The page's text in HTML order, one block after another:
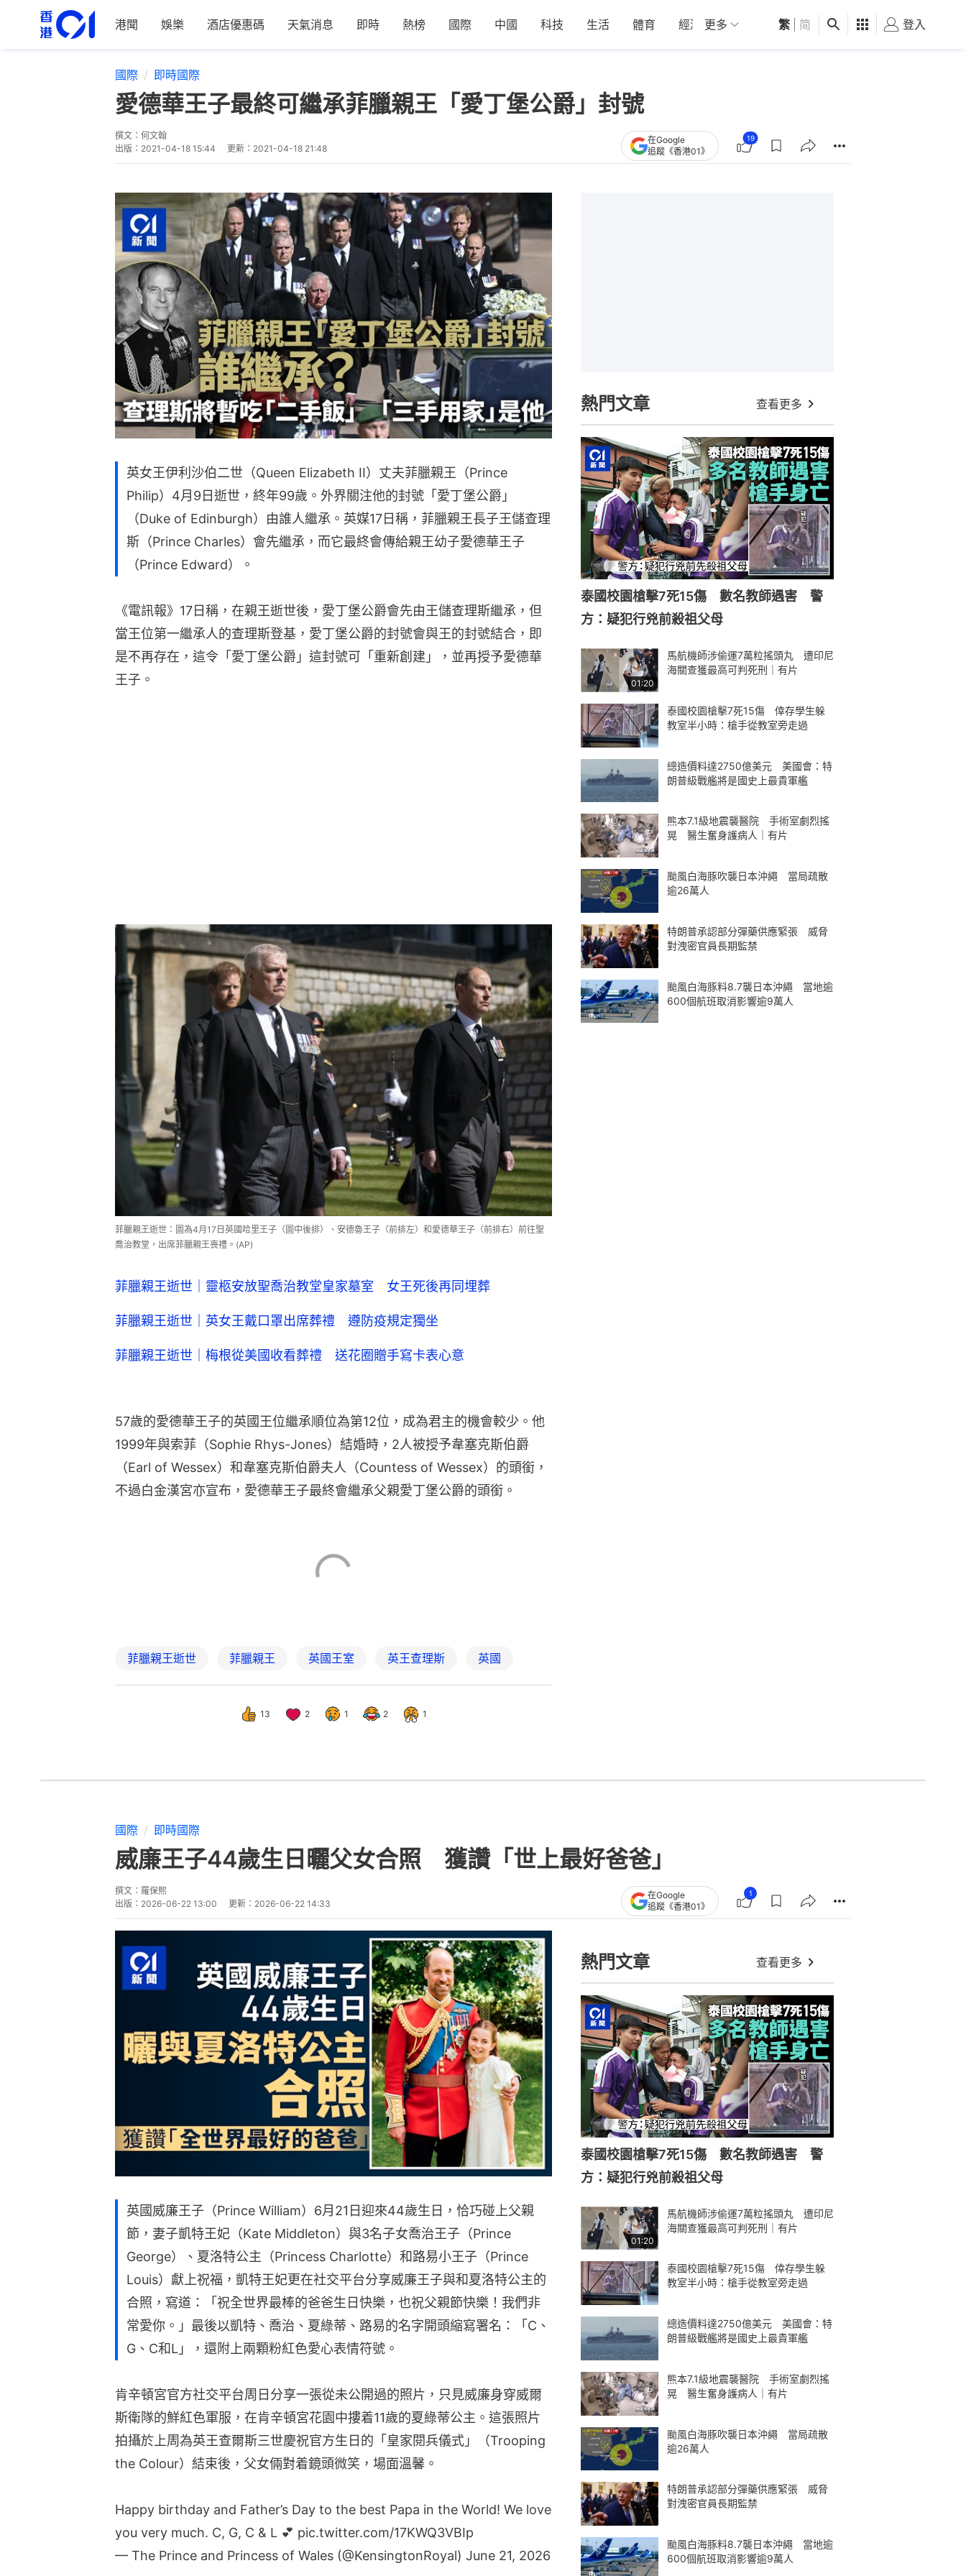
港聞 娛樂 酒店優惠碼 天氣消息 即時 熱榜 國際 中國 科技 生活 體育 經濟 01深圳 觀點 健康 好食玩飛
更多 繁 简 登入
國際 即時國際
愛德華王子最終可繼承菲臘親王「愛丁堡公爵」封號
撰文： 何文翰
出版： 2021-04-18 15:44 更新： 2021-04-18 21:48
在Google
追蹤《香港01》
19
英女王伊利沙伯二世（Queen Elizabeth II）丈夫菲臘親王（Prince
Philip）4月9日逝世，終年99歲。外界關注他的封號「愛丁堡公爵」
（Duke of Edinburgh）由誰人繼承。英媒17日稱，菲臘親王長子王儲查理
斯（Prince Charles）會先繼承，而它最終會傳給親王幼子愛德華王子
（Prince Edward）。
《電訊報》17日稱，在親王逝世後，愛丁堡公爵會先由王儲查理斯繼承，但
當王位第一繼承人的查理斯登基，愛丁堡公爵的封號會與王的封號結合，即
是不再存在，這令「愛丁堡公爵」這封號可「重新創建」，並再授予愛德華
王子。
菲臘親王逝世：圖為4月17日英國哈里王子（圖中後排）、安德魯王子（前排左）和愛德華王子（前排右）前往聖
喬治教堂，出席菲臘親王喪禮。(AP)
菲臘親王逝世｜靈柩安放聖喬治教堂皇家墓室 女王死後再同埋葬
菲臘親王逝世｜英女王戴口罩出席葬禮 遵防疫規定獨坐
菲臘親王逝世｜梅根從美國收看葬禮 送花圈贈手寫卡表心意
57歲的愛德華王子的英國王位繼承順位為第12位，成為君主的機會較少。他
1999年與索菲（Sophie Rhys-Jones）結婚時，2人被授予韋塞克斯伯爵
（Earl of Wessex）和韋塞克斯伯爵夫人（Countess of Wessex）的頭銜，
不過白金漢宮亦宣布，愛德華王子最終會繼承父親愛丁堡公爵的頭銜。
菲臘親王逝世 菲臘親王 英國王室 英王查理斯 英國
13 2 1 2 1
熱門文章 查看更多
泰國校園槍擊7死15傷 數名教師遇害 警
方：疑犯行兇前殺祖父母
01:20
馬航機師涉偷運7萬粒搖頭丸 遭印尼
海關查獲最高可判死刑｜有片
泰國校園槍擊7死15傷 倖存學生躲
教室半小時：槍手從教室旁走過
總造價料達2750億美元 美國會：特
朗普級戰艦將是國史上最貴軍艦
熊本7.1級地震襲醫院 手術室劇烈搖
晃 醫生奮身護病人｜有片
颱風白海豚吹襲日本沖繩 當局疏散
逾26萬人
特朗普承認部分彈藥供應緊張 威脅
對洩密官員長期監禁
颱風白海豚料8.7襲日本沖繩 當地逾
600個航班取消影響逾9萬人
國際 即時國際
威廉王子44歲生日曬父女合照 獲讚「世上最好爸爸」
撰文： 羅保熙
出版： 2026-06-22 13:00 更新： 2026-06-22 14:33
在Google
追蹤《香港01》
1
英國威廉王子（Prince William）6月21日迎來44歲生日，恰巧碰上父親
節，妻子凱特王妃（Kate Middleton）與3名子女喬治王子（Prince
George）、夏洛特公主（Princess Charlotte）和路易小王子（Prince
Louis）獻上祝福，凱特王妃更在社交平台分享威廉王子與和夏洛特公主的
合照，寫道：「祝全世界最棒的爸爸生日快樂，也祝父親節快樂！我們非
常愛你。」最後以凱特、喬治、夏綠蒂、路易的名字開頭縮寫署名：「C、
G、C和L」，還附上兩顆粉紅色愛心表情符號。
肯辛頓宮官方社交平台周日分享一張從未公開過的照片，只見威廉身穿威爾
斯衛隊的鮮紅色軍服，在肯辛頓宮花園中摟着11歲的夏綠蒂公主。這張照片
拍攝於上周為英王查爾斯三世慶祝官方生日的「皇家閱兵儀式」（Trooping
the Colour）結束後，父女倆對着鏡頭微笑，場面溫馨。
Happy birthday and Father’s Day to the best Papa in the World! We love
you very much. C, G, C & L 💕 pic.twitter.com/17KWQ3VBIp
— The Prince and Princess of Wales (@KensingtonRoyal) June 21, 2026
熱門文章 查看更多
泰國校園槍擊7死15傷 數名教師遇害 警
方：疑犯行兇前殺祖父母
01:20
馬航機師涉偷運7萬粒搖頭丸 遭印尼
海關查獲最高可判死刑｜有片
泰國校園槍擊7死15傷 倖存學生躲
教室半小時：槍手從教室旁走過
總造價料達2750億美元 美國會：特
朗普級戰艦將是國史上最貴軍艦
熊本7.1級地震襲醫院 手術室劇烈搖
晃 醫生奮身護病人｜有片
颱風白海豚吹襲日本沖繩 當局疏散
逾26萬人
特朗普承認部分彈藥供應緊張 威脅
對洩密官員長期監禁
颱風白海豚料8.7襲日本沖繩 當地逾
600個航班取消影響逾9萬人